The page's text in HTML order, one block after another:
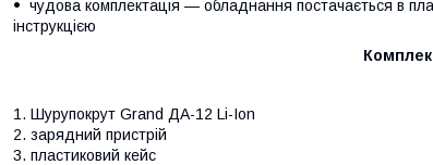
чудова комплектація — обладнання постачається в
інструкцією
Шурупокрут Grand ДА-12 Li-Ion
зарядний пристрій
пластиковий кейс